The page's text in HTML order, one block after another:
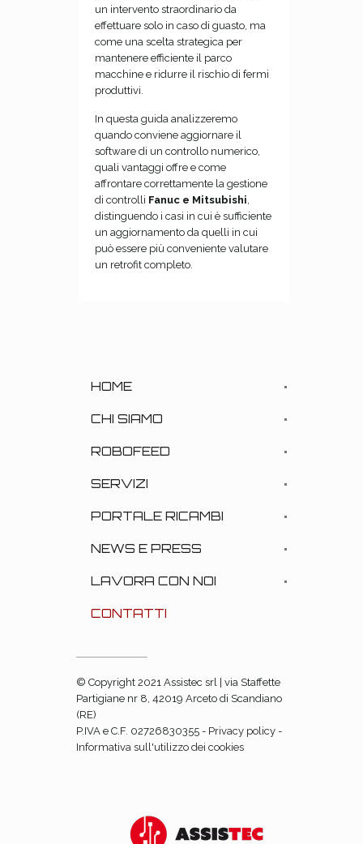
un intervento straordinario da
effettuare solo in caso di guasto, ma
come una scelta strategica per
mantenere efficiente il parco
macchine e ridurre il rischio di fermi
produttivi.
In questa guida analizzeremo
quando conviene aggiornare il
software di un controllo numerico,
quali vantaggi offre e come
affrontare correttamente la gestione
di controlli Fanuc e Mitsubishi
distinguendo i casi in cui è sufficiente
un aggiornamento da quelli in cui
può essere più conveniente valutare
un retrofit completo.
HOME
CHI SIAMO
ROBOFEED
SERVIZI
PORTALE RICAMBI
NEWS E PRESS
LAVORA CON NOI
CONTATTI
© Copyright 2021 Assistec srl | via Staffette
Partigiane nr 8, 42019 Arceto di Scandiano
(RE)
P.IVA e C.F. 02726830355 - Privacy policy -
Informativa sull'utilizzo dei cookies